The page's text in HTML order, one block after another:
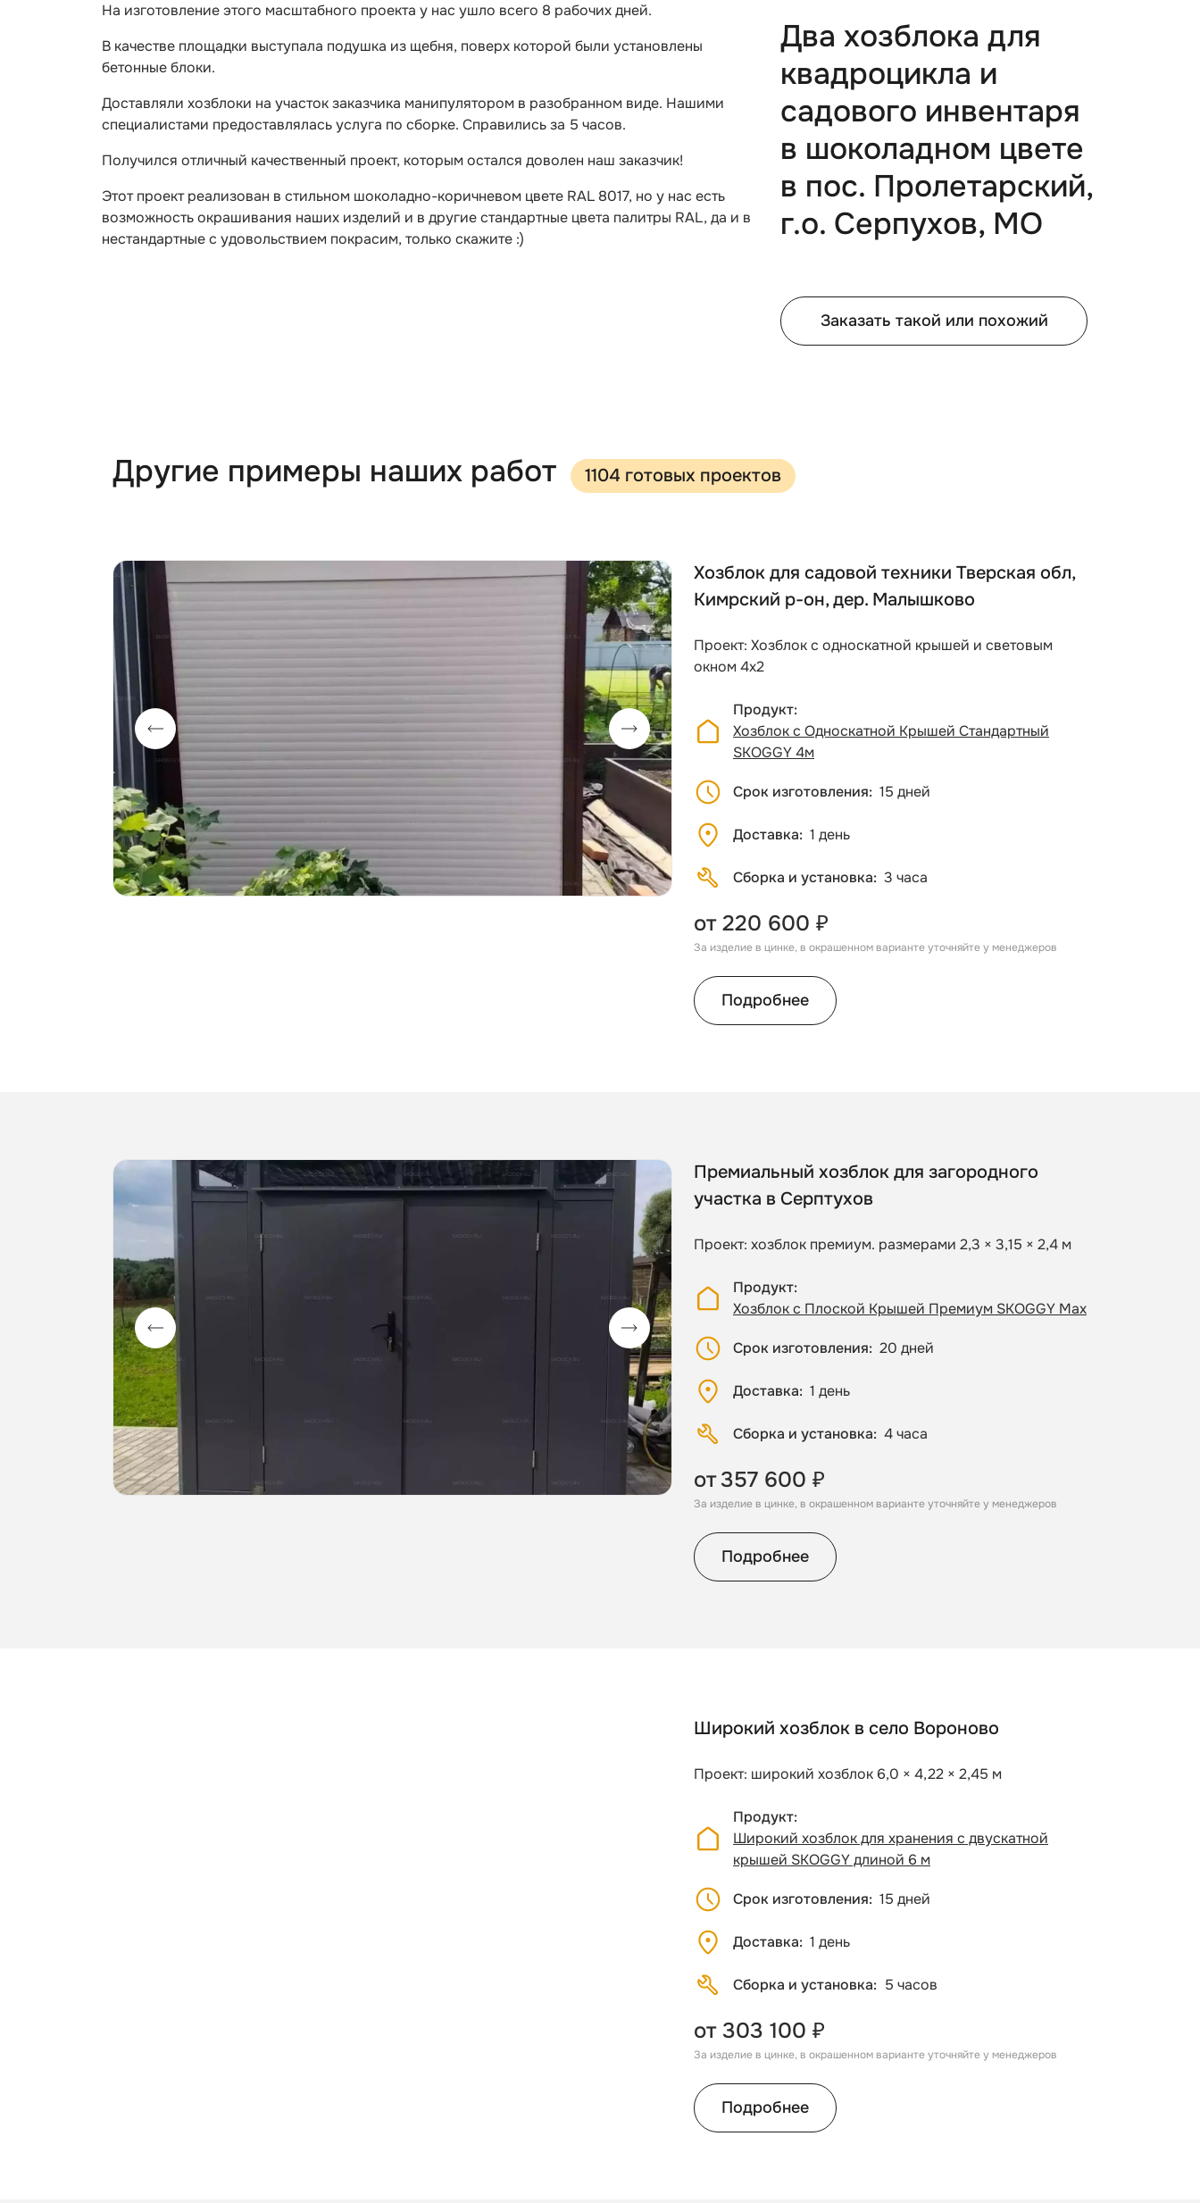
На изготовление этого масштабного проекта у нас ушло всего 8 рабочих дней.
В качестве площадки выступала подушка из щебня, поверх которой были установлены
бетонные блоки.
Доставляли хозблоки на участок заказчика манипулятором в разобранном виде. Нашими
специалистами предоставлялась услуга по сборке. Справились за 5 часов.
Получился отличный качественный проект, которым остался доволен наш заказчик!
Этот проект реализован в стильном шоколадно-коричневом цвете RAL 8017, но у нас есть
возможность окрашивания наших изделий и в другие стандартные цвета палитры RAL, да и в
нестандартные с удовольствием покрасим, только скажите :)
Два хозблока для
квадроцикла и
садового инвентаря
в шоколадном цвете
в пос. Пролетарский,
г.о. Серпухов, МО
Заказать такой или похожий
Другие примеры наших работ 1104 готовых проектов
Хозблок для садовой техники Тверская обл,
Кимрский р-он, дер. Малышково
Проект: Хозблок с односкатной крышей и световым
окном 4х2
Продукт
Хозблок с Односкатной Крышей Стандартный
SKOGGY 4м
Срок изготовления 15 дней
Доставка 1 день
Сборка и установка 3 часа
от 220 600 ₽
За изделие в цинке, в окрашенном варианте уточняйте у менеджеров
Подробнее
Премиальный хозблок для загородного
участка в Серптухов
Проект: хозблок премиум. размерами 2,3 × 3,15 × 2,4 м
Продукт
Хозблок с Плоской Крышей Премиум SKOGGY Max
Срок изготовления 20 дней
Доставка 1 день
Сборка и установка 4 часа
от357 600 ₽
За изделие в цинке, в окрашенном варианте уточняйте у менеджеров
Подробнее
Широкий хозблок в село Вороново
Проект: широкий хозблок 6,0 × 4,22 × 2,45 м
Продукт
Широкий хозблок для хранения с двускатной
крышей SKOGGY длиной 6 м
Срок изготовления 15 дней
Доставка 1 день
Сборка и установка 5 часов
от 303 100 ₽
За изделие в цинке, в окрашенном варианте уточняйте у менеджеров
Подробнее